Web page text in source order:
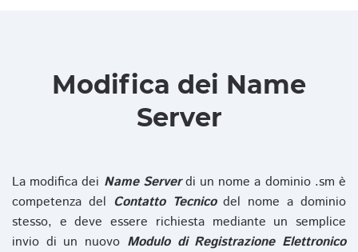
Modifica dei Name
Server
La modifica dei Name Serverdi un nome a dominio .sm è
competenza del Contatto Tecnicodel nome a dominio
stesso, e deve essere richiesta mediante un semplice
invio di un nuovo Modulo di Registrazione Elettronico